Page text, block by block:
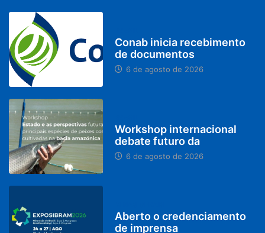
Conab inicia recebimento
de documentos
6 de agosto de 2026
Workshop internacional
debate futuro da
6 de agosto de 2026
Aberto o credenciamento
de imprensa